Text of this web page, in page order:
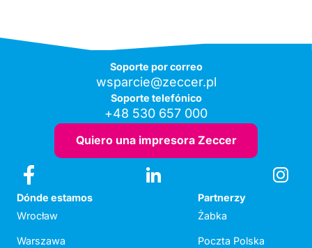
Soporte por correo
wsparcie@zeccer.pl
Soporte telefónico
+48 530 657 000
Quiero una impresora Zeccer
Dónde estamos
Wrocław
Warszawa
Partnerzy
Żabka
Poczta Polska